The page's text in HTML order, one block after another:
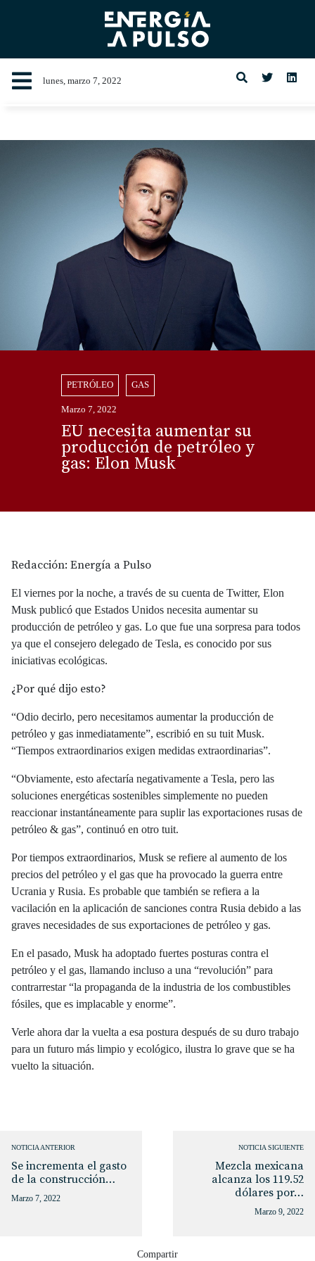
lunes, marzo 7, 2022
PETRÓLEO GAS
Marzo 7, 2022
EU necesita aumentar su
producción de petróleo y
gas: Elon Musk
Compartir
Redacción: Energía a Pulso
El viernes por la noche, a través de su cuenta de Twitter, Elon
Musk publicó que Estados Unidos necesita aumentar su
producción de petróleo y gas. Lo que fue una sorpresa para todos
ya que el consejero delegado de Tesla, es conocido por sus
iniciativas ecológicas.
¿Por qué dijo esto?
“Odio decirlo, pero necesitamos aumentar la producción de
petróleo y gas inmediatamente”, escribió en su tuit Musk.
“Tiempos extraordinarios exigen medidas extraordinarias”.
“Obviamente, esto afectaría negativamente a Tesla, pero las
soluciones energéticas sostenibles simplemente no pueden
reaccionar instantáneamente para suplir las exportaciones rusas de
petróleo & gas”, continuó en otro tuit.
Por tiempos extraordinarios, Musk se refiere al aumento de los
precios del petróleo y el gas que ha provocado la guerra entre
Ucrania y Rusia. Es probable que también se refiera a la
vacilación en la aplicación de sanciones contra Rusia debido a las
graves necesidades de sus exportaciones de petróleo y gas.
En el pasado, Musk ha adoptado fuertes posturas contra el
petróleo y el gas, llamando incluso a una “revolución” para
contrarrestar “la propaganda de la industria de los combustibles
fósiles, que es implacable y enorme”.
Verle ahora dar la vuelta a esa postura después de su duro trabajo
para un futuro más limpio y ecológico, ilustra lo grave que se ha
vuelto la situación.
NOTICIA ANTERIOR
Se incrementa el gasto
de la construcción…
Marzo 7, 2022
NOTICIA SIGUIENTE
Mezcla mexicana
alcanza los 119.52
dólares por…
Marzo 9, 2022